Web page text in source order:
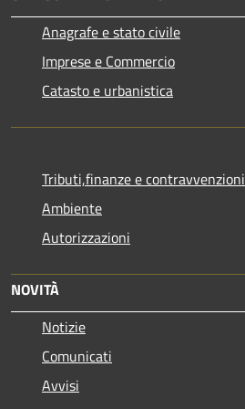
Anagrafe e stato civile
Imprese e Commercio
Catasto e urbanistica
Tributi,finanze e contravvenzioni
Ambiente
Autorizzazioni
NOVITÀ
Notizie
Comunicati
Avvisi